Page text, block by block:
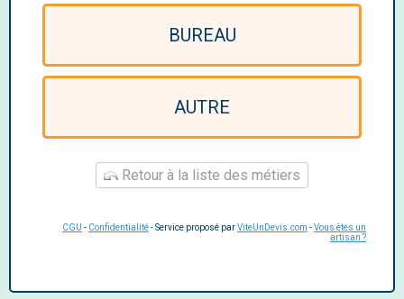
BUREAU
AUTRE
Retour à la liste des métiers
CGU - Confidentialité- Service proposé parViteUnDevis.com -Vous êtes un
artisan ?